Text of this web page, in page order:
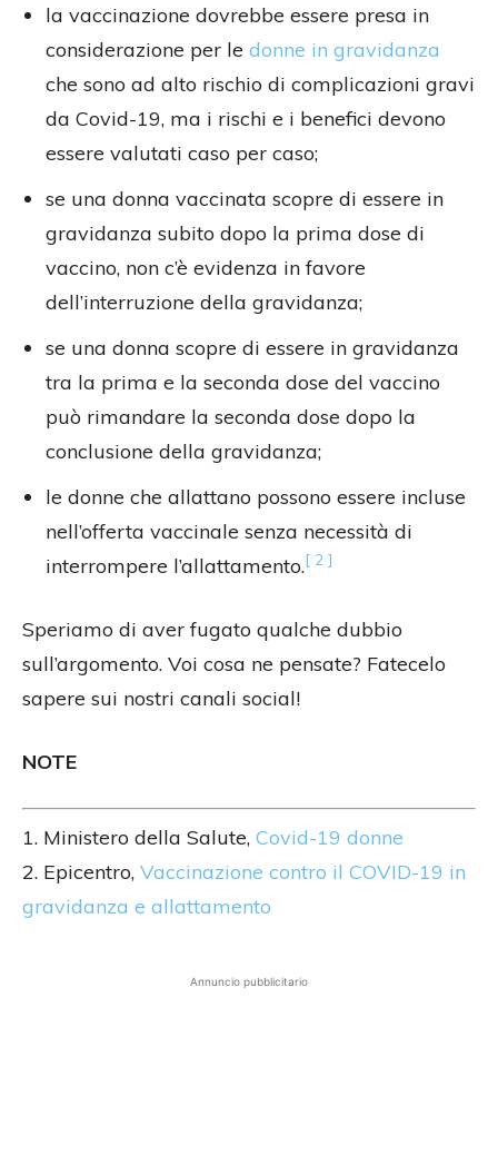
la vaccinazione dovrebbe essere presa in
considerazione per le donne in gravidanza
che sono ad alto rischio di complicazioni gravi
da Covid-19, ma i rischi e i benefici devono
essere valutati caso per caso;
se una donna vaccinata scopre di essere in
gravidanza subito dopo la prima dose di
vaccino, non c’è evidenza in favore
dell’interruzione della gravidanza;
se una donna scopre di essere in gravidanza
tra la prima e la seconda dose del vaccino
può rimandare la seconda dose dopo la
conclusione della gravidanza;
le donne che allattano possono essere incluse
nell’offerta vaccinale senza necessità di
interrompere l’allattamento.[ 2 ]
Speriamo di aver fugato qualche dubbio
sull’argomento. Voi cosa ne pensate? Fatecelo
sapere sui nostri canali social!
NOTE
1. Ministero della Salute, Covid-19 donne
2. Epicentro, Vaccinazione contro il COVID-19 in
gravidanza e allattamento
Annuncio pubblicitario